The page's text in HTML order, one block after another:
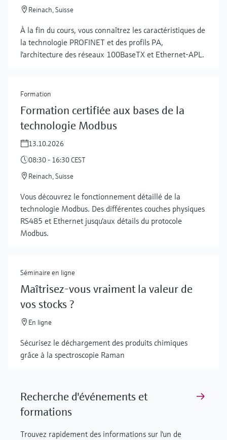
Reinach, Suisse
À la fin du cours, vous connaîtrez les caractéristiques de
la technologie PROFINET et des profils PA,
l'architecture des réseaux 100BaseTX et Ethernet-APL.
Formation
Formation certifiée aux bases de la
technologie Modbus
13.10.2026
08:30 - 16:30 CEST
Reinach, Suisse
Vous découvrez le fonctionnement détaillé de la
technologie Modbus. Des différentes couches physiques
RS485 et Ethernet jusqu'aux détails du protocole
Modbus.
Séminaire en ligne
Maîtrisez-vous vraiment la valeur de
vos stocks ?
En ligne
Sécurisez le déchargement des produits chimiques
grâce à la spectroscopie Raman
Recherche d'événements et
formations
Trouvez rapidement des informations sur l'un de